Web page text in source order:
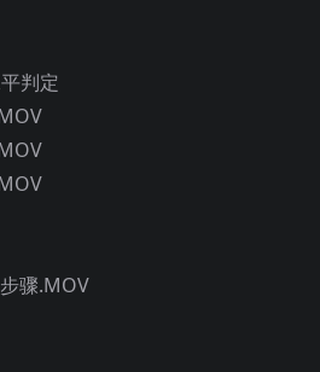
判定
骤.MOV